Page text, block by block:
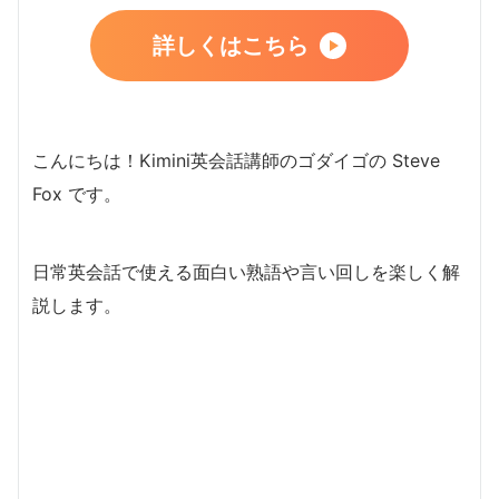
詳しくはこちら
こんにちは！Kimini英会話講師のゴダイゴの Steve
Fox です。
日常英会話で使える面白い熟語や言い回しを楽しく解
説します。